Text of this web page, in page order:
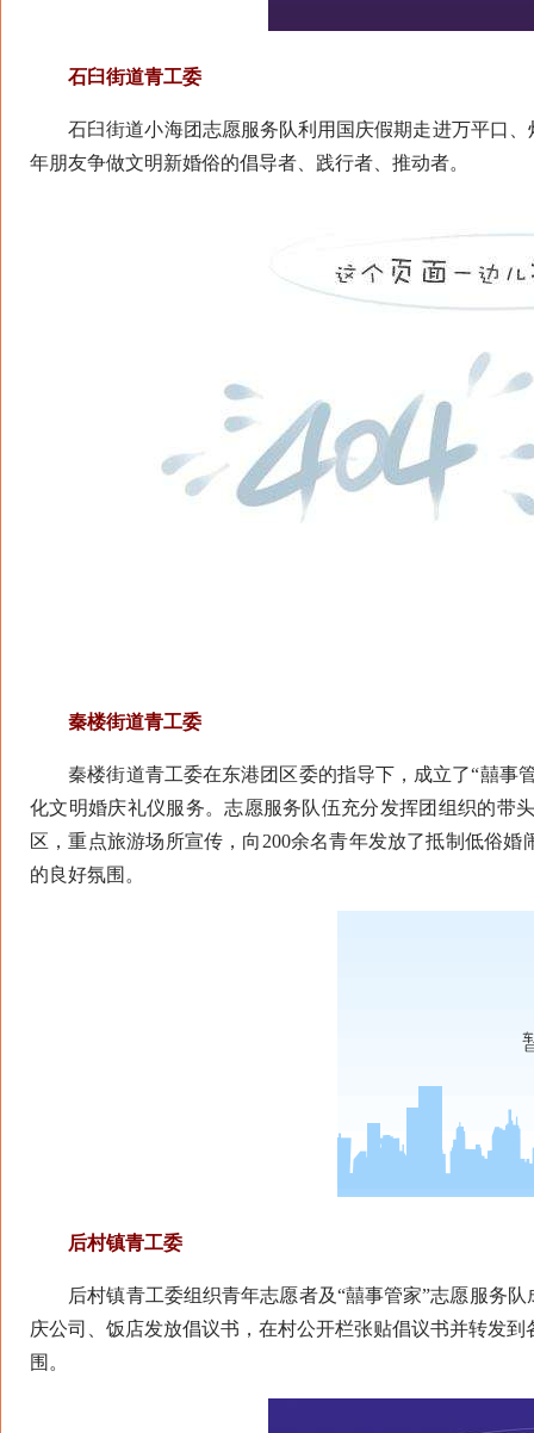
石臼街道青工委
石臼街道小海团志愿服务队利用国庆假期走进万平口、
年朋友争做文明新婚俗的倡导者、践行者、推动者。
秦楼街道青工委
秦楼街道青工委在东港团区委的指导下，成立了“囍事
化文明婚庆礼仪服务。志愿服务队伍充分发挥团组织的带
区，重点旅游场所宣传，向200余名青年发放了抵制低俗
的良好氛围。
后村镇青工委
后村镇青工委组织青年志愿者及“囍事管家”志愿服务队
庆公司、饭店发放倡议书，在村公开栏张贴倡议书并转发
围。